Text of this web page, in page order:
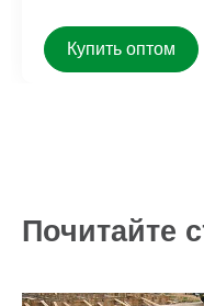
Купить оптом
Почитайте